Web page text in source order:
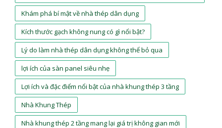
Khám phá bí mật về nhà thép dân dụng
Kích thước gạch không nung có gì nổi bật?
Lý do làm nhà thép dân dụng không thể bỏ qua
lợi ích của sàn panel siêu nhẹ
Lợi ích và đặc điểm nổi bật của nhà khung thép 3 tầng
Nhà Khung Thép
Nhà khung thép 2 tầng mang lại giá trị không gian mới